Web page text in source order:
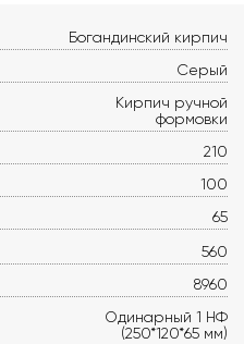
Богандинский кирпич
Серый
Кирпич ручной
формовки
210
100
65
560
8960
Одинарный 1 НФ
(250*120*65 мм)